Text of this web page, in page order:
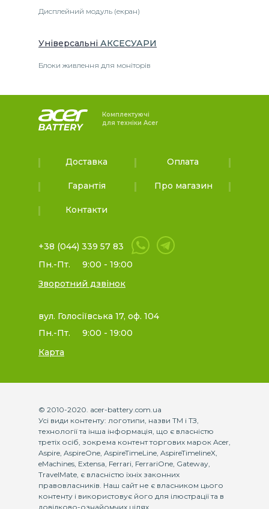
Дисплейний модуль (екран)
Універсальні АКСЕСУАРИ
Блоки живлення для моніторів
Комплектуючі
для техніки Acer
Доставка Оплата
Гарантія Про магазин
Контакти
+38 (044) 339 57 83
Пн.-Пт.
9:00 - 19:00
Зворотний дзвінок
вул. Голосіївська 17, оф. 104
Пн.-Пт.
9:00 - 19:00
Карта
© 2010-2020. acer-battery.com.ua
Усі види контенту: логотипи, назви ТМ і ТЗ,
технології та інша інформація, що є власністю
третіх осіб, зокрема контент торгових марок Acer,
Aspire, AspireOne, AspireTimeLine, AspireTimelineX,
eMachines, Extensa, Ferrari, FerrariOne, Gateway,
TravelMate, є власністю їхніх законних
правовласників. Наш сайт не є власником цього
контенту і використовує його для ілюстрації та в
довідково-ознайомчих цілях.